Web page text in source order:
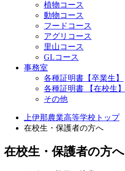
植物コース
動物コース
フードコース
アグリコース
里山コース
GLコース
事務室
各種証明書【卒業生】
各種証明書 【在校生】
その他
上伊那農業高等学校トップ
在校生・保護者の方へ
在校生・保護者の方へ